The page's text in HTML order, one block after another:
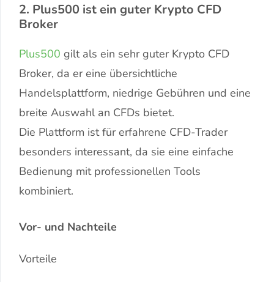
2. Plus500 ist ein guter Krypto CFD
Broker
Plus500 gilt als ein sehr guter Krypto CFD
Broker, da er eine übersichtliche
Handelsplattform, niedrige Gebühren und eine
breite Auswahl an CFDs bietet.
Die Plattform ist für erfahrene CFD-Trader
besonders interessant, da sie eine einfache
Bedienung mit professionellen Tools
kombiniert.
Vor- und Nachteile
Vorteile